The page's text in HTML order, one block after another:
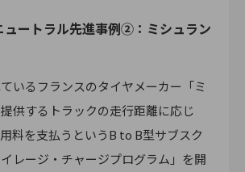
ュートラル先進事例②：ミシュラン
いるフランスのタイヤメーカー「ミ
供するトラックの走行距離に応じ
料を支払うというB to B型サブスク
レージ・チャージプログラム」を開